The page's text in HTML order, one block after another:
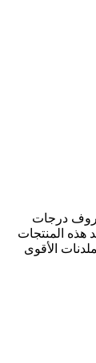
ظروف درجات
هذه المنتجات
الأقوی